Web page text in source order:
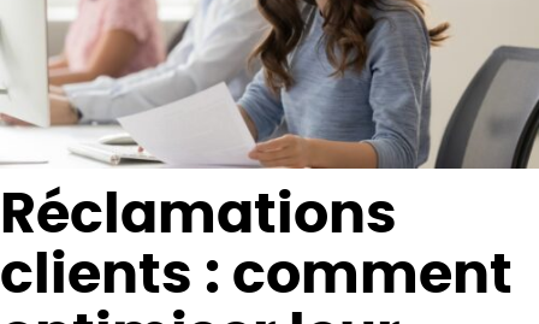
Réclamations
clients : comment